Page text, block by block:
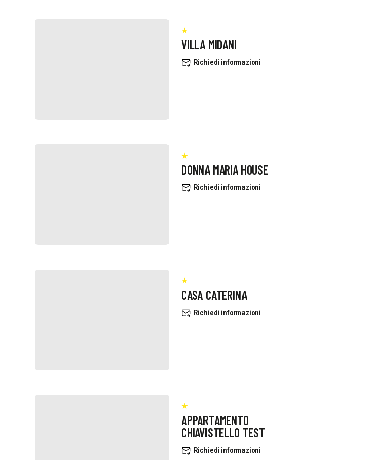
VILLA MIDANI
Richiedi informazioni
DONNA MARIA HOUSE
Richiedi informazioni
CASA CATERINA
Richiedi informazioni
APPARTAMENTO
CHIAVISTELLO TEST
Richiedi informazioni